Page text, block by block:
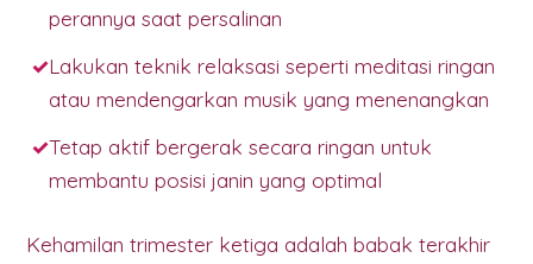
perannya saat persalinan
Lakukan teknik relaksasi seperti meditasi ringan
atau mendengarkan musik yang menenangkan
Tetap aktif bergerak secara ringan untuk
membantu posisi janin yang optimal
Kehamilan trimester ketiga adalah babak terakhir